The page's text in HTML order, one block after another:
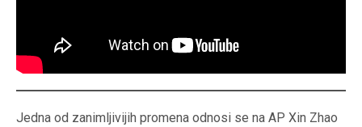
Jedna od zanimljivijih promena odnosi se na AP Xin Zhao